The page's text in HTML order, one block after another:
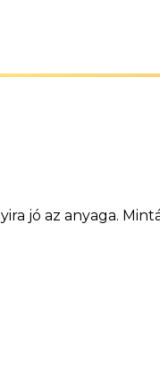
jó az anyaga.